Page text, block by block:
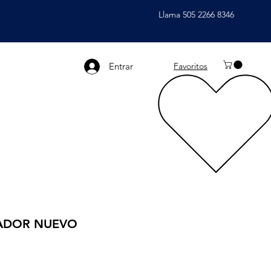
Llama 505 2266 8346
Entrar Favoritos
NUEVO